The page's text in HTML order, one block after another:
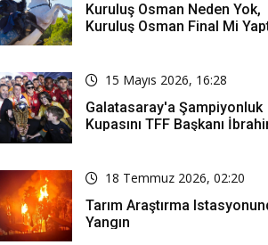
Kuruluş Osman Neden Yok,
Kuruluş Osman Final Mi
Zaman Yayınlanacak?
15 Mayıs 2026, 16:28
Galatasaray'a Şampiyonluk
Kupasını TFF Başkanı
18 Temmuz 2026, 02:20
Tarım Araştırma
Yangın